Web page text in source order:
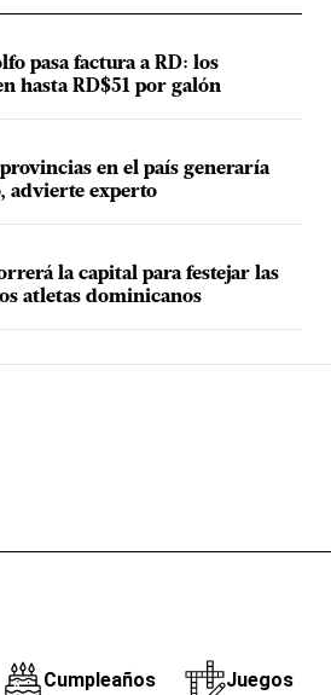
pasa factura a RD: los
hasta RD$51 por galón
en el país generaría
advierte experto
la capital para festejar las
atletas dominicanos
Cumpleaños Juegos